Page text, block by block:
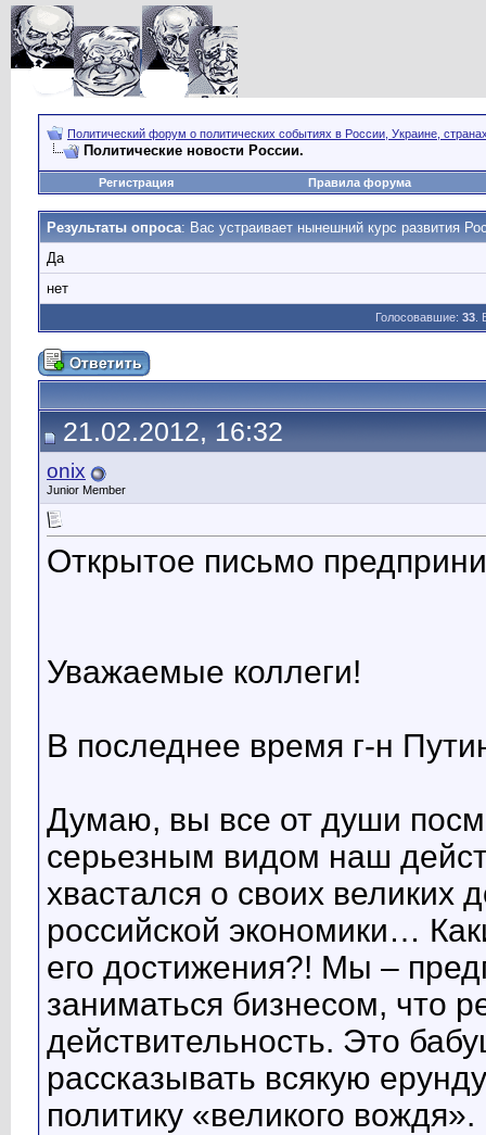
Политический форум о политических событиях в России, Украине,
Политические новости России.
Регистрация Правила форума
Результаты опроса: Вас устраивает нынешний курс развития
Да
нет
Голосовавшие: 33.
21.02.2012, 16:32
onix
Junior Member
Открытое письмо
Уважаемые коллеги!
В последнее время г-н
Думаю, вы все от души
серьезным видом наш
хвастался о своих великих
российской экономики…
его достижения?! Мы –
заниматься бизнесом, что
действительность. Это
рассказывать всякую
политику «великого вождя».